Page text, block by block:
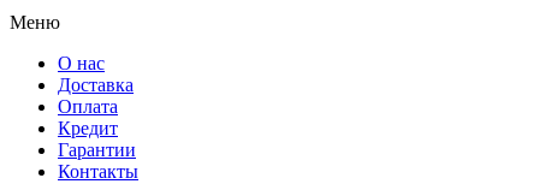
Меню
О нас
Доставка
Оплата
Кредит
Гарантии
Контакты